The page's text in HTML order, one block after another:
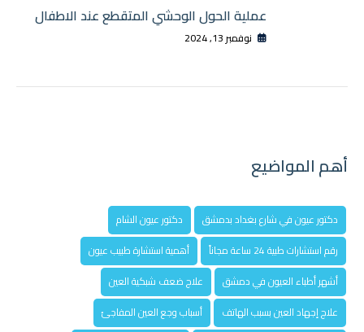
عملية الحول الوحشي المتقطع عند الاطفال
نوفمبر 13, 2024
أهم المواضيع
دكتور عيون في شارع بغداد بدمشق
دكتور عيون الشام
رقم استشارات طبية 24 ساعة مجاناً
أهمية استشارة طبيب عيون
أشهر أطباء العيون في دمشق
علاج ضعف شبكية العين
علاج إجهاد العين بسبب الهاتف
أسباب وجع العين المفاجئ